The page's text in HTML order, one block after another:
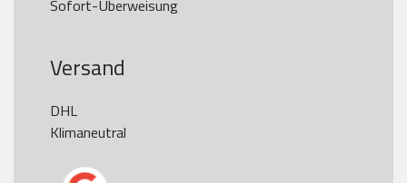
Versand
DHL
Klimaneutral